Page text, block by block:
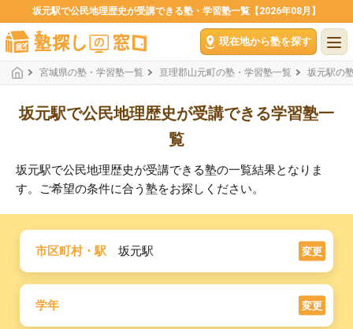
坂元駅で公民地理歴史が受講できる塾・学習塾一覧【2026年08月】
現在地から塾を探す
宮城県の塾・学習塾一覧 亘理郡山元町の塾・学習塾一覧 坂元駅の
坂元駅で公民地理歴史が受講できる学習塾一
覧
坂元駅で公民地理歴史が受講できる塾の一覧結果となりま
す。ご希望の条件に合う塾をお探しください。
市区町村・駅 坂元駅 変更
学年 変更